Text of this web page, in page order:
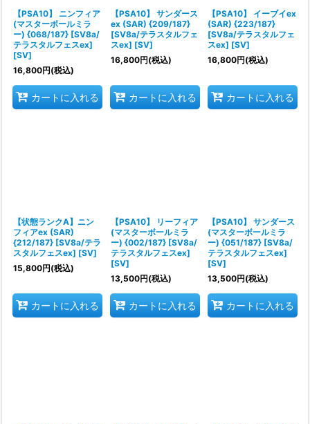
【PSA10】 ニンフィア
(マスターボールミラ
ー) {068/187} [SV8a/
テラスタルフェスex]
[SV]
16,800円(税込)
カートに入れる
【PSA10】 サンダース
ex (SAR) {209/187}
[SV8a/テラスタルフェ
スex] [SV]
16,800円(税込)
カートに入れる
【PSA10】 イーブイex
(SAR) {223/187}
[SV8a/テラスタルフェ
スex] [SV]
16,800円(税込)
カートに入れる
【状態ランクA】ニン
フィアex (SAR)
{212/187} [SV8a/テラ
スタルフェスex] [SV]
15,800円(税込)
カートに入れる
【PSA10】 リーフィア
(マスターボールミラ
ー) {002/187} [SV8a/
テラスタルフェスex]
[SV]
13,500円(税込)
カートに入れる
【PSA10】 サンダース
(マスターボールミラ
ー) {051/187} [SV8a/
テラスタルフェスex]
[SV]
13,500円(税込)
カートに入れる